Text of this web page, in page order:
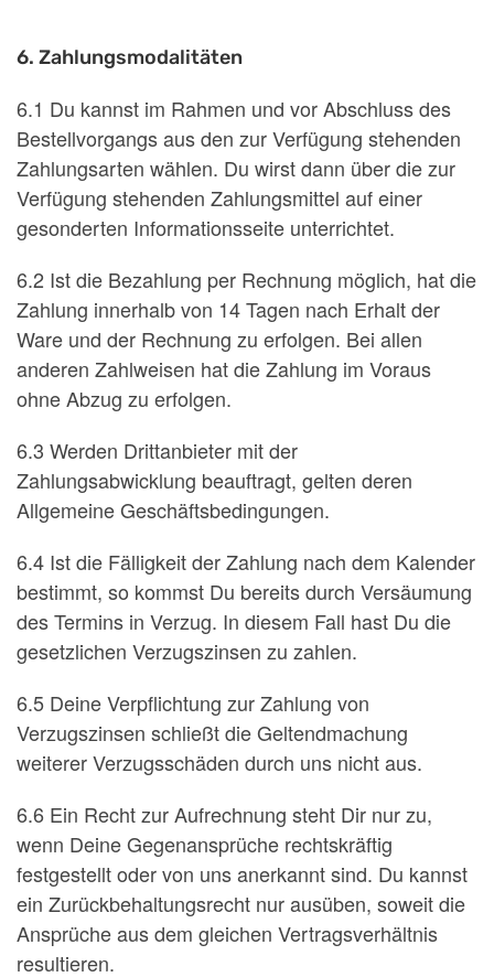
6. Zahlungsmodalitäten
6.1 Du kannst im Rahmen und vor Abschluss des
Bestellvorgangs aus den zur Verfügung stehenden
Zahlungsarten wählen. Du wirst dann über die zur
Verfügung stehenden Zahlungsmittel auf einer
gesonderten Informationsseite unterrichtet.
6.2 Ist die Bezahlung per Rechnung möglich, hat die
Zahlung innerhalb von 14 Tagen nach Erhalt der
Ware und der Rechnung zu erfolgen. Bei allen
anderen Zahlweisen hat die Zahlung im Voraus
ohne Abzug zu erfolgen.
6.3 Werden Drittanbieter mit der
Zahlungsabwicklung beauftragt, gelten deren
Allgemeine Geschäftsbedingungen.
6.4 Ist die Fälligkeit der Zahlung nach dem Kalender
bestimmt, so kommst Du bereits durch Versäumung
des Termins in Verzug. In diesem Fall hast Du die
gesetzlichen Verzugszinsen zu zahlen.
6.5 Deine Verpflichtung zur Zahlung von
Verzugszinsen schließt die Geltendmachung
weiterer Verzugsschäden durch uns nicht aus.
6.6 Ein Recht zur Aufrechnung steht Dir nur zu,
wenn Deine Gegenansprüche rechtskräftig
festgestellt oder von uns anerkannt sind. Du kannst
ein Zurückbehaltungsrecht nur ausüben, soweit die
Ansprüche aus dem gleichen Vertragsverhältnis
resultieren.